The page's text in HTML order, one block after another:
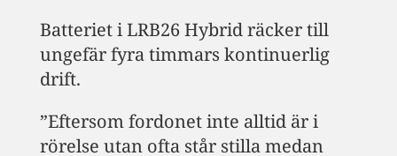
Batteriet i LRB26 Hybrid räcker till
ungefär fyra timmars kontinuerlig
drift.
”Eftersom fordonet inte alltid är i
rörelse utan ofta står stilla medan